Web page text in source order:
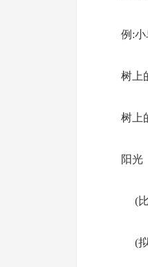
例:小
树上
树上
阳光
(比
(拟